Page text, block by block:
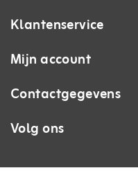
Klantenservice
Mijn account
Contactgegevens
Volg ons